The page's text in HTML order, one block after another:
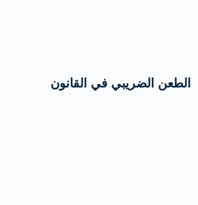
الطعن الضريبي في القانون